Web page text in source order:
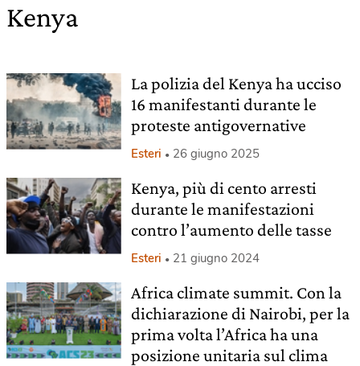
Kenya
La polizia del Kenya ha ucciso
16 manifestanti durante le
proteste antigovernative
Esteri 26 giugno 2025
Kenya, più di cento arresti
durante le manifestazioni
contro l’aumento delle tasse
Esteri 21 giugno 2024
Africa climate summit. Con la
dichiarazione di Nairobi, per la
prima volta l’Africa ha una
posizione unitaria sul clima